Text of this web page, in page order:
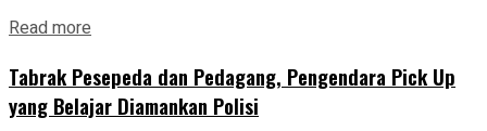
Read more
Tabrak Pesepeda dan Pedagang, Pengendara Pick Up
yang Belajar Diamankan Polisi